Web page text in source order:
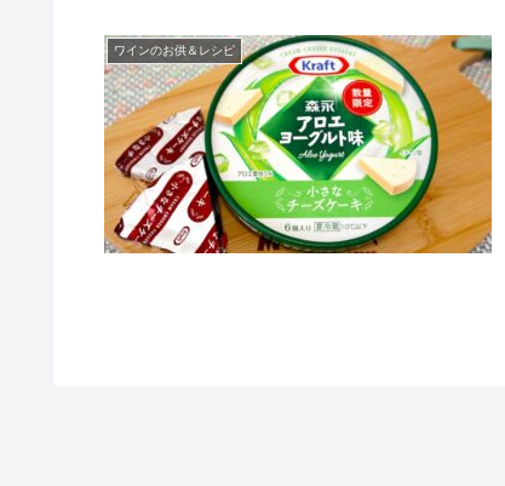
ワインのお供＆レシピ